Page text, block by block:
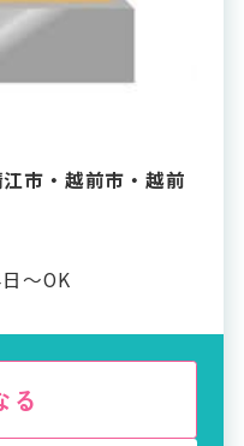
市・越前市・越前
～OK
る